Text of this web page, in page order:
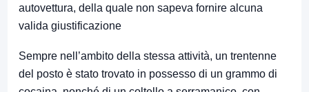
autovettura, della quale non sapeva fornire alcuna
valida giustificazione
Sempre nell’ambito della stessa attività, un trentenne
del posto è stato trovato in possesso di un grammo di